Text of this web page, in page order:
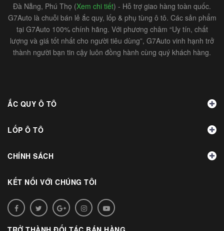
Đà Nẵng, Phú Thọ (Xem chi tiết) - Hỗ trợ giao hàng toàn quốc.
G7Auto là chuỗi bán lẻ ắc quy, lốp & phụ tùng ô tô. Các sản phẩm
tại G7Auto 100% chính hãng. Với phương châm “Uy tín, chất
lượng và giá tốt nhất cho người tiêu dùng”, G7Auto vinh hạnh trở
thành người bạn tin cậy luôn đồng hành cùng quý khách hàng.
ẮC QUY Ô TÔ
LỐP Ô TÔ
CHÍNH SÁCH
KẾT NỐI VỚI CHÚNG TÔI